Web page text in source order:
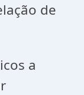
de
a